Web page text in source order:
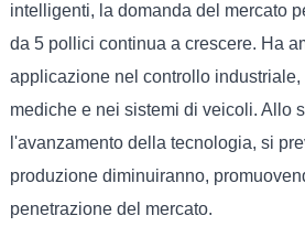
intelligenti, la domanda del mercato
da 5 pollici continua a crescere. Ha
applicazione nel controllo industriale,
mediche e nei sistemi di veicoli. Allo
l'avanzamento della tecnologia, si
produzione diminuiranno,
penetrazione del mercato.